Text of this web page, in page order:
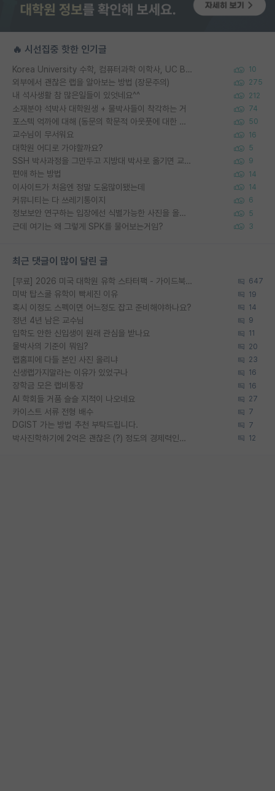
🔥 시선집중 핫한 인기글
Korea University 수학, 컴퓨터과학 이학사, UC Berkeley 산업공학 대학원 공학박사가 되는 것은 쉽지 않겠죠? 10
외부에서 괜찮은 랩을 알아보는 방법 (장문주의) 275
내 석사생활 참 많은일들이 있엇네요^^ 212
소재분야 석박사 대학원생 + 물박사들이 착각하는 거 74
포스텍 억까에 대해 (동문의 학문적 아웃풋에 대한 반박) 50
교수님이 무서워요 16
대학원 어디로 가야할까요? 5
SSH 박사과정을 그만두고 지방대 박사로 옮기면 교수의 꿈은 끝일까요? 9
편애 하는 방법 14
이사이트가 처음엔 정말 도움많이됐는데 14
커뮤니티는 다 쓰레기통이지 6
정보보안 연구하는 입장에선 식별가능한 사진을 올리는건 비추이긴함 5
근데 여기는 왜 그렇게 SPK를 물어보는거임? 3
최근 댓글이 많이 달린 글
[무료] 2026 미국 대학원 유학 스타터팩 - 가이드북 & 합격자 컨택메일 템플릿 647
미박 탑스쿨 유학이 빡세진 이유 19
혹시 이정도 스펙이면 어느정도 잡고 준비해야하나요? 14
정년 4년 남은 교수님 9
입학도 안한 신입생이 원래 관심을 받나요 11
물박사의 기준이 뭐임? 20
랩홈피에 다들 본인 사진 올리냐 23
신생랩가지말라는 이유가 있었구나 16
장학금 모은 랩비통장 16
AI 학회들 거품 슬슬 지적이 나오네요 27
카이스트 서류 전형 배수 7
DGIST 가는 방법 추천 부탁드립니다. 7
박사진학하기에 2억은 괜찮은 (?) 정도의 경제력인가요 12